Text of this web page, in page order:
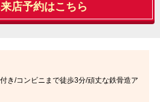
店予約はこちら
き/コンビニまで徒歩3分/頑丈な鉄骨造ア